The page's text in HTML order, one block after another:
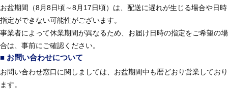
お盆期間（8月8日頃～8月17日頃）は、配送に遅れが生じる場合や日時
指定ができない可能性がございます。
事業者によって休業期間が異なるため、お届け日時の指定をご希望の場
合は、事前にご確認ください。
■ お問い合わせについて
お問い合わせ窓口に関しましては、お盆期間中も暦どおり営業しており
ます。